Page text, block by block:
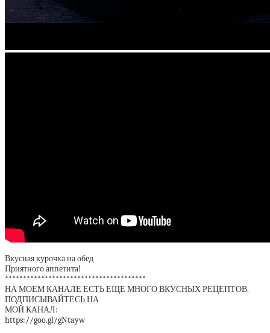
Вкусная курочка на обед
Приятного аппетита!
***************************************
НА МОЕМ КАНАЛЕ ЕСТЬ ЕЩЕ МНОГО ВКУСНЫХ РЕЦЕПТОВ.
ПОДПИСЫВАЙТЕСЬ НА
МОЙ КАНАЛ:
https://goo.gl/gNtayw